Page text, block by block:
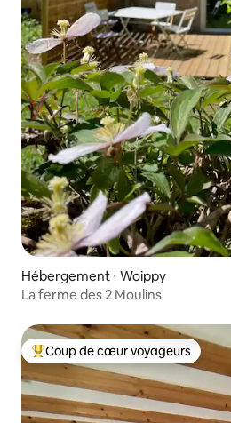
Hébergement ⋅ Woippy
La ferme des 2 Moulins
Coups de cœur voyageurs les plus
Coup de cœur voyageurs